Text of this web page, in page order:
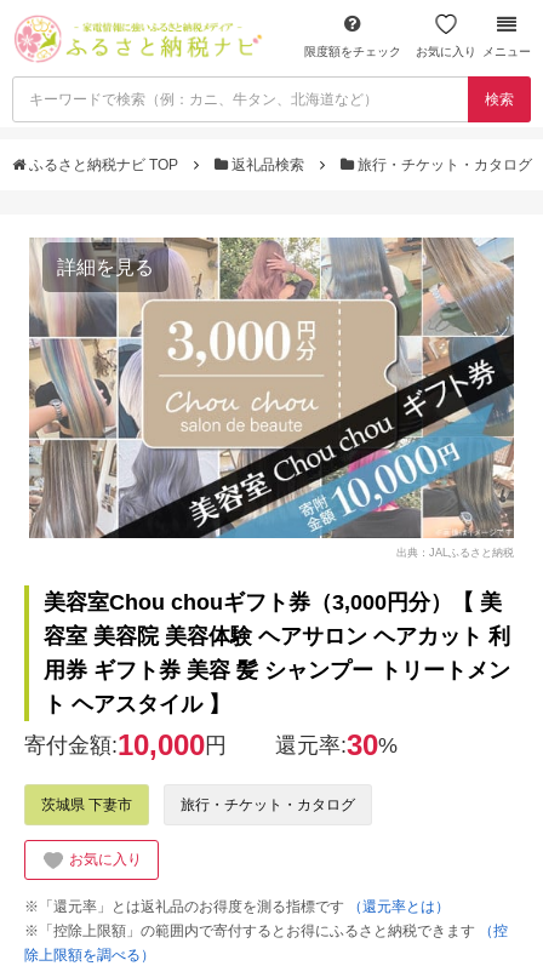
限度額をチェック お気に入り メニュー
検索
ふるさと納税ナビ TOP 返礼品検索 旅行・チケット・カタログ
詳細を見る
出典：JALふるさと納税
美容室Chou chouギフト券（3,000円分）【 美
容室 美容院 美容体験 ヘアサロン ヘアカット 利
用券 ギフト券 美容 髪 シャンプー トリートメン
ト ヘアスタイル 】
寄付金額:10,000円 還元率:30%
茨城県 下妻市 旅行・チケット・カタログ
お気に入り
※「還元率」とは返礼品のお得度を測る指標です
（還元率とは）
※「控除上限額」の範囲内で寄付するとお得にふるさと納税できます
（控
除上限額を調べる）